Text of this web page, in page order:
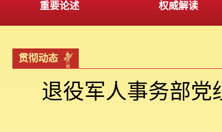
重要论述 权威解读
贯彻动态
退役军人事务部党